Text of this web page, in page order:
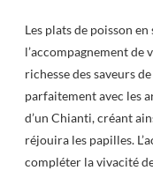
Les plats de poisson
l’accompagnement de
richesse des saveurs
parfaitement avec les
d’un Chianti, créant
réjouira les papilles.
compléter la vivacité